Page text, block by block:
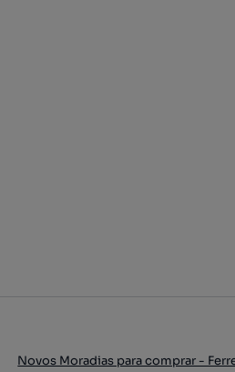
Novos Moradias para comprar -